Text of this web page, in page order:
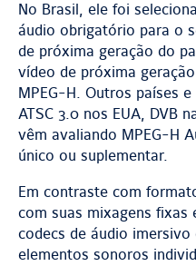
No Brasil, ele foi
áudio obrigatório para o
de próxima geração do
vídeo de próxima
MPEG-H. Outros países
ATSC 3.0 nos EUA, DVB
vêm avaliando MPEG-H
único ou suplementar.
Em contraste com
com suas mixagens fixas
codecs de áudio
elementos sonoros